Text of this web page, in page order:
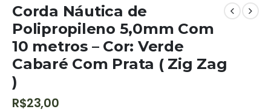
Corda Náutica de
Polipropileno 5,0mm Com
10 metros – Cor: Verde
Cabaré Com Prata ( Zig Zag
)
R$23,00